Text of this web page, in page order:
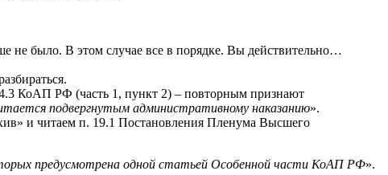
было. В этом случае все в порядке. Вы действительно…
КоАП РФ (часть 1, пункт 2) – повторным признают
подвергнутым административному наказанию».
и читаем п. 19.1 Постановления Пленума Высшего
предусмотрена одной статьей Особенной части КоАП РФ».